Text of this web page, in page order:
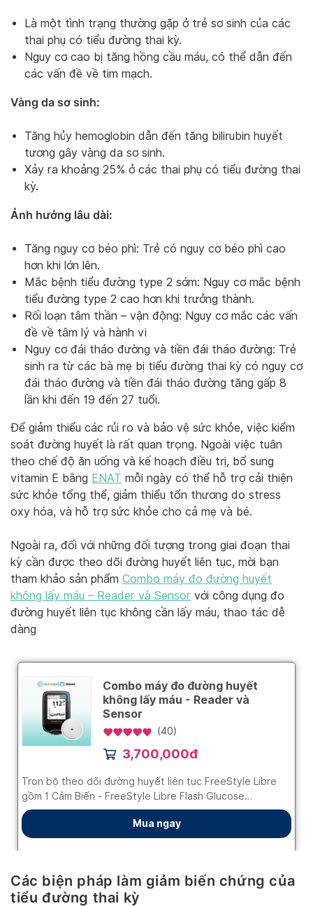
Là một tình trạng thường gặp ở trẻ sơ sinh của các
thai phụ có tiểu đường thai kỳ.
Nguy cơ cao bị tăng hồng cầu máu, có thể dẫn đến
các vấn đề về tim mạch.
Vàng da sơ sinh:
Tăng hủy hemoglobin dẫn đến tăng bilirubin huyết
tương gây vàng da sơ sinh.
Xảy ra khoảng 25% ở các thai phụ có tiểu đường thai
kỳ.
Ảnh hưởng lâu dài:
Tăng nguy cơ béo phì: Trẻ có nguy cơ béo phì cao
hơn khi lớn lên.
Mắc bệnh tiểu đường type 2 sớm: Nguy cơ mắc bệnh
tiểu đường type 2 cao hơn khi trưởng thành.
Rối loạn tâm thần – vận động: Nguy cơ mắc các vấn
đề về tâm lý và hành vi
Nguy cơ đái tháo đường và tiền đái tháo đường: Trẻ
sinh ra từ các bà mẹ bị tiểu đường thai kỳ có nguy cơ
đái tháo đường và tiền đái tháo đường tăng gấp 8
lần khi đến 19 đến 27 tuổi.
Để giảm thiểu các rủi ro và bảo vệ sức khỏe, việc kiểm
soát đường huyết là rất quan trọng. Ngoài việc tuân
theo chế độ ăn uống và kế hoạch điều trị, bổ sung
vitamin E bằng ENAT mỗi ngày có thể hỗ trợ cải thiện
sức khỏe tổng thể, giảm thiểu tổn thương do stress
oxy hóa, và hỗ trợ sức khỏe cho cả mẹ và bé.
Ngoài ra, đối với những đối tượng trong giai đoạn thai
kỳ cần được theo dõi đường huyết liên tục, mời bạn
tham khảo sản phẩm Combo máy đo đường huyết
không lấy máu – Reader và Sensor với công dụng đo
đường huyết liên tục không cần lấy máu, thao tác dễ
dàng
Các biện pháp làm giảm biến chứng của
tiểu đường thai kỳ